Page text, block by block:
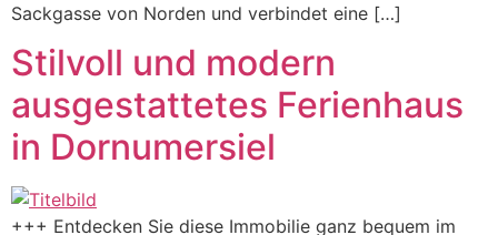
Sackgasse von Norden und verbindet eine […]
Stilvoll und modern
ausgestattetes Ferienhaus
in Dornumersiel
+++ Entdecken Sie diese Immobilie ganz bequem im